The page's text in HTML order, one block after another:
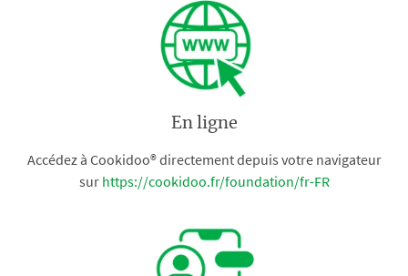
En ligne
Accédez à Cookidoo® directement depuis votre navigateur
sur https://cookidoo.fr/foundation/fr-FR